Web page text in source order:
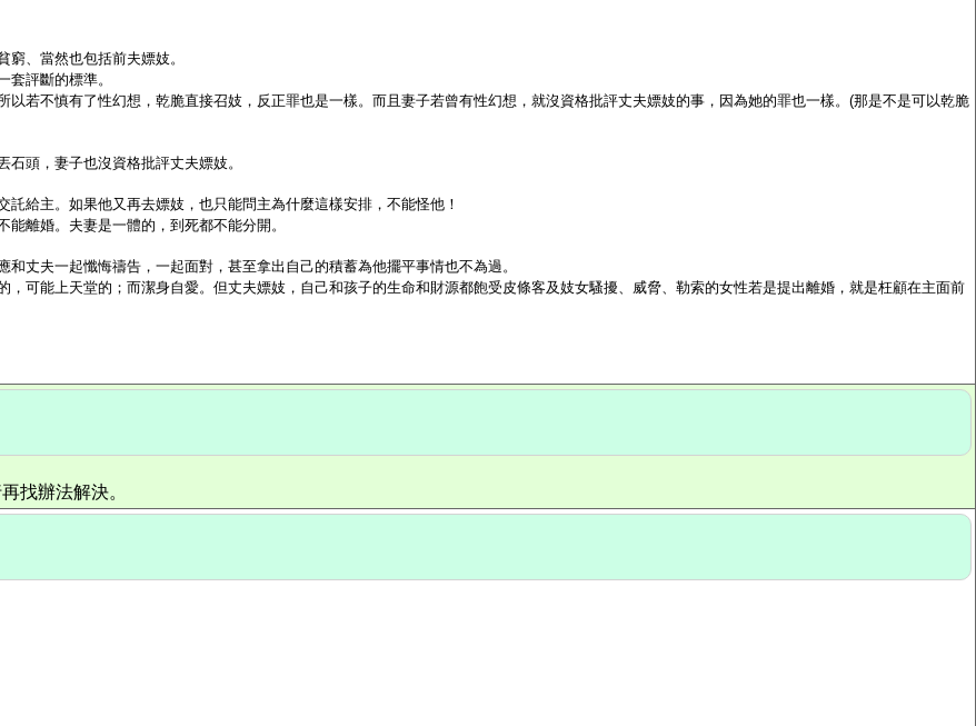
、當然也包括前夫嫖妓。
評斷的標準。
若不慎有了性幻想，乾脆直接召妓，反正罪也是一樣。而且妻子若曾有性幻想，就沒資格批評丈夫嫖妓的事，因為她的罪也一樣。 (那是不是可以乾脆
頭，妻子也沒資格批評丈夫嫖妓。
給主。如果他又再去嫖妓，也只能問主為什麼這樣安排，不能怪他！
離婚。夫妻是一體的，到死都不能分開。
丈夫一起懺悔禱告，一起面對，甚至拿出自己的積蓄為他擺平事情也不為過。
可能上天堂的；而潔身自愛。但丈夫嫖妓，自己和孩子的生命和財源都飽受皮條客及妓女騷擾、威脅、勒索的女性若是提出離婚，就是枉顧在主面前
找辦法解決。